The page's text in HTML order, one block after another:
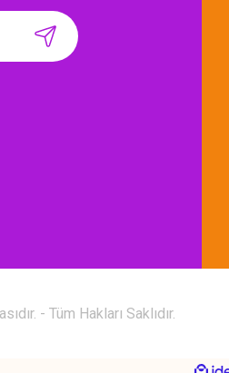
- Tüm Hakları Saklıdır.